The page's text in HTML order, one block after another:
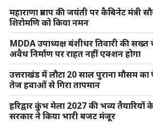
महाराणा प्रताप की जयंती पर कैबिनेट मंत्री
शिरोमणि को किया नमन
MDDA उपाध्यक्ष बंशीधर तिवारी की
अवैध निर्माण पर राहत नहीं एक्शन होगा
उत्तराखंड में लौटा 20 साल पुराना मौसम का
तेज हवाओं से गिरा तापमान
हरिद्वार कुंभ मेला 2027 की भव्य तैयारियों
सरकार ने किया भारी बजट मंजूर